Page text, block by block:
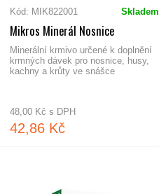
Kód: MIK822001 Skladem
Mikros Minerál Nosnice
Minerální krmivo určené k doplnění
krmných dávek pro nosnice, husy,
kachny a krůty ve snášce
48,00 Kč s DPH
42,86 Kč